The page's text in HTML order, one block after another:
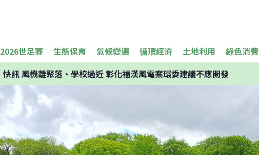
2026世足賽 生態保育 氣候變遷 循環經濟 土地利用 綠色消費
快訊風機離聚落、學校過近 彰化福漢風電案環委建議不應開發